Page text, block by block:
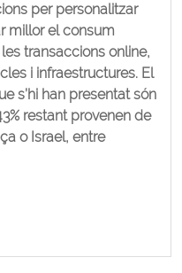
per personalitzar
millor el consum
transaccions online,
i infraestructures. El
s’hi han presentat són
restant provenen de
o Israel, entre